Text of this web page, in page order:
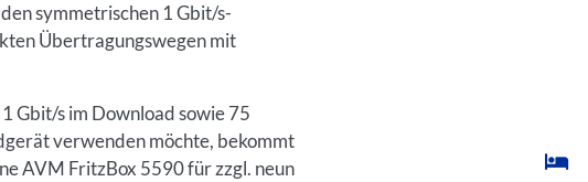
symmetrischen 1 Gbit/s-
Übertragungswegen mit
Gbit/s im Download sowie 75
verwenden möchte, bekommt
AVM FritzBox 5590 für zzgl. neun